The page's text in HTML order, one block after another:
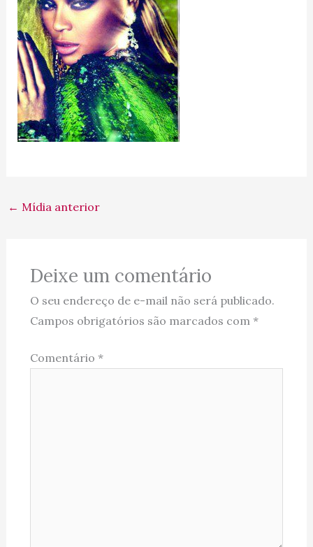
← Mídia anterior
Deixe um comentário
O seu endereço de e-mail não será publicado.
Campos obrigatórios são marcados com *
Comentário *